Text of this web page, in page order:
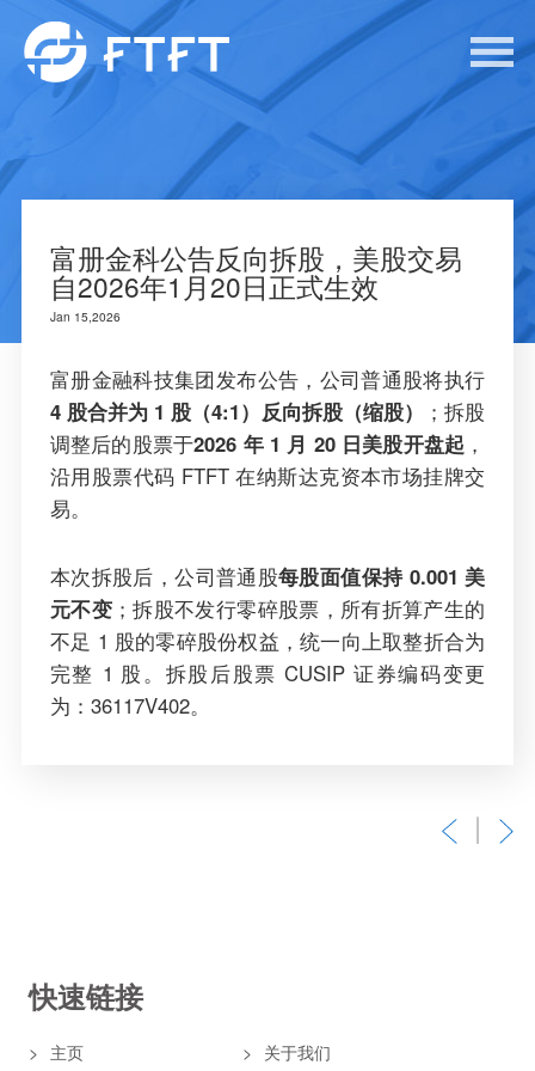
富册金科公告反向拆股，美股交易
自2026年1月20日正式生效
Jan 15,2026
富册金融科技集团发布公告，公司普通股将执行
4 股合并为 1 股（4:1）反向拆股（缩股）
；拆股
调整后的股票于2026 年 1 月 20 日美股开盘起 ，
沿用股票代码 FTFT 在纳斯达克资本市场挂牌交
易。
本次拆股后，公司普通股每股面值保持 0.001 美
元不变；拆股不发行零碎股票，所有折算产生的
不足 1 股的零碎股份权益，统一向上取整折合为
完整 1 股。拆股后股票 CUSIP 证券编码变更
为：36117V402。
快速链接
主页 关于我们